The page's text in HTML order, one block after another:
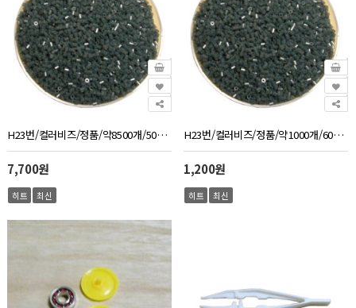
H23번/컬러비즈/정품/약8500개/500g/진회색
7,700원
히트 최신
H23번/컬러비즈/정품/약1000개/60g/진회색
1,200원
히트 최신